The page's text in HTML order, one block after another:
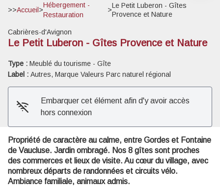
>>Accueil >
Hébergement -
Restauration
>
Le Petit Luberon - Gîtes
Provence et Nature
Cabrières-d'Avignon
Le Petit Luberon - Gîtes Provence et Nature
Type : Meublé du tourisme - Gîte
Label : Autres, Marque Valeurs Parc naturel régional
Embarquer cet élément afin d'y avoir accès
hors connexion
Propriété de caractère au calme, entre Gordes et Fontaine
de Vaucluse. Jardin ombragé. Nos 8 gîtes sont proches
des commerces et lieux de visite. Au cœur du village, avec
nombreux départs de randonnées et circuits vélo.
Ambiance familiale, animaux admis.